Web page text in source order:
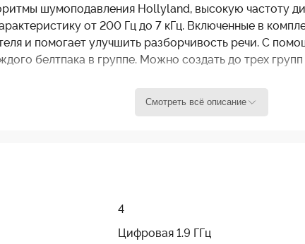
шумоподавления Hollyland, высокую частоту
от 200 Гц до 7 кГц. Включенные в
и помогает улучшить разборчивость речи. С
белтпака в группе. Можно создать до трех
M1 4x - система беспроводной внутренней связи
система внутренней связи M1 осуществляет связь
разговаривать с другими членами команды
Смотреть всё описание
4
Цифровая 1.9 ГГц